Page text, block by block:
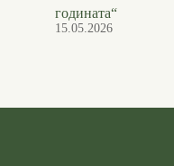
годината“
15.05.2026